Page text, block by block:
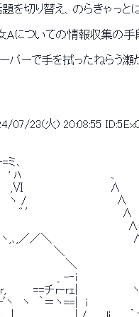
え、のらきゃっとは部
ての情報収集の手段を
らう瀬が、四冊
07/23(火) 20:08:55
　　　　　　 ､
　　　　　　　∧
　　　　　　　　 ∧
　　　　　　　　　∧
　　　　　　　　 　 　
　　　　 　 　 　 　
＼　　　　　　　　　
　　＼ 　　　　　　　
　_ -‐i　　　　　　　　
rｪ|　　 　　 　　ヽ 　
＝ヽ==|　i　　　　　　